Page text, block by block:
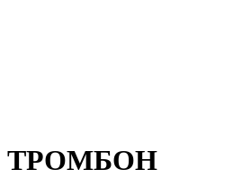
ТРОМБОН